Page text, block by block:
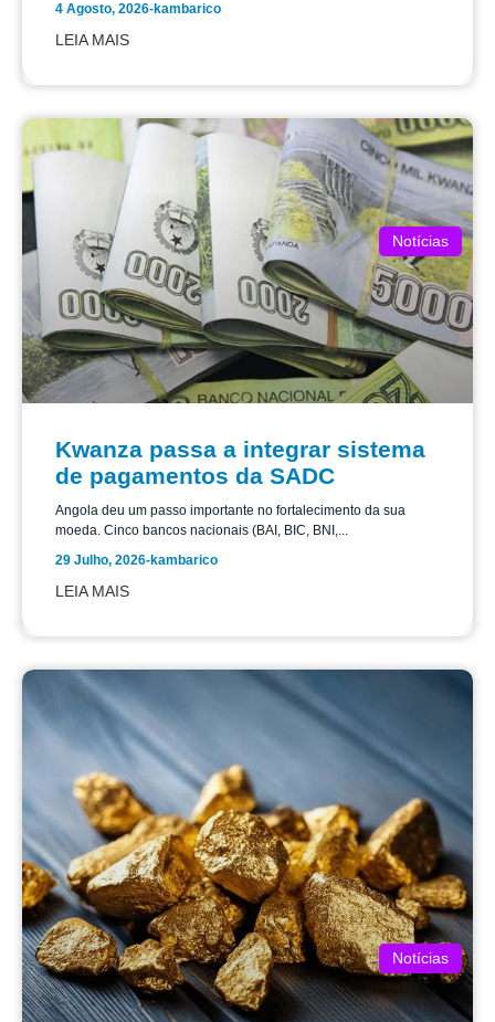
4 Agosto, 2026-kambarico
LEIA MAIS
Notícias
Kwanza passa a integrar sistema
de pagamentos da SADC
Angola deu um passo importante no fortalecimento da sua
moeda. Cinco bancos nacionais (BAI, BIC, BNI,...
29 Julho, 2026-kambarico
LEIA MAIS
Notícias